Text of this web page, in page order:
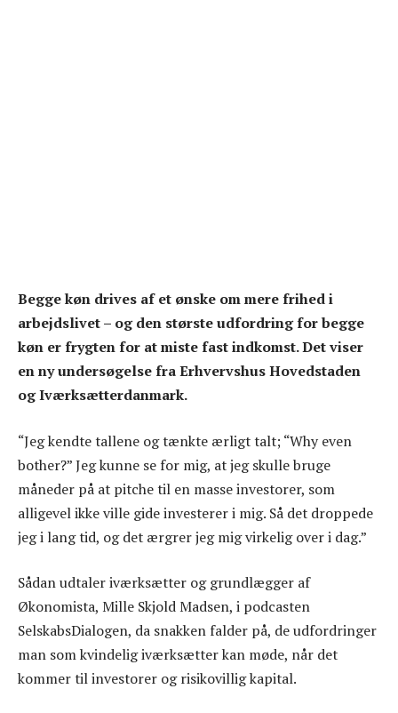
Begge køn drives af et ønske om mere frihed i
arbejdslivet – og den største udfordring for begge
køn er frygten for at miste fast indkomst. Det viser
en ny undersøgelse fra Erhvervshus Hovedstaden
og Iværksætterdanmark.
“Jeg kendte tallene og tænkte ærligt talt; “Why even
bother?” Jeg kunne se for mig, at jeg skulle bruge
måneder på at pitche til en masse investorer, som
alligevel ikke ville gide investerer i mig. Så det droppede
jeg i lang tid, og det ærgrer jeg mig virkelig over i dag.”
Sådan udtaler iværksætter og grundlægger af
Økonomista, Mille Skjold Madsen, i podcasten
SelskabsDialogen, da snakken falder på, de udfordringer
man som kvindelig iværksætter kan møde, når det
kommer til investorer og risikovillig kapital.